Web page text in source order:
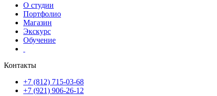
О студии
Портфолио
Магазин
Экскурс
Обучение
Контакты
+7 (812) 715-03-68
+7 (921) 906-26-12